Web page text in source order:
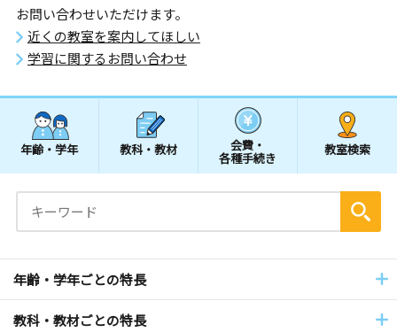
お問い合わせいただけます。
近くの教室を案内してほしい
学習に関するお問い合わせ
年齢・学年 教科・教材 会費・
各種手続き
教室検索
年齢・学年ごとの特長
教科・教材ごとの特長